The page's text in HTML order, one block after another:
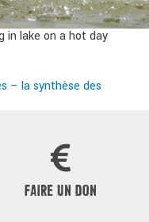
in lake on a hot day
– la synthèse des
FAIRE UN DON